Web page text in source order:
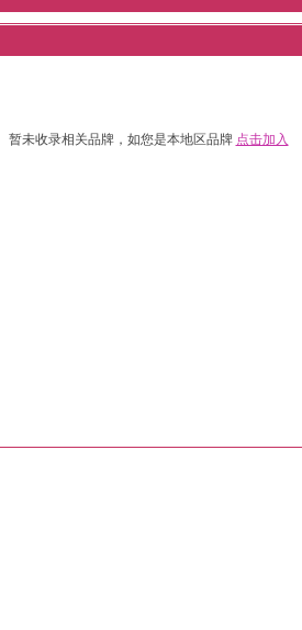
暂未收录相关品牌，如您是本地区品牌 点击加入